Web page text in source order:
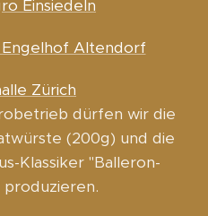
Einsiedeln
Altendorf
Zürich
dürfen wir die
(200g) und die
Klassiker "Balleron-